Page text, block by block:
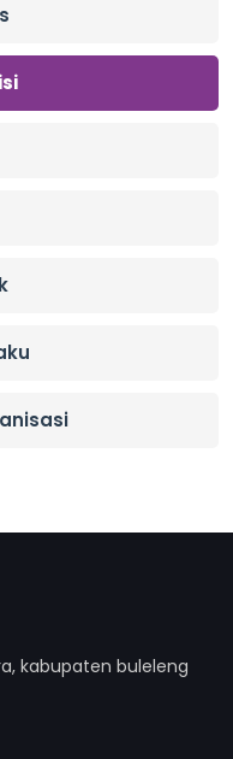
kabupaten buleleng